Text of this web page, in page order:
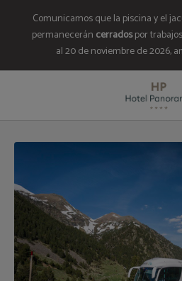
Comunicamos que la piscina y el
permanecerán cerradospor
al 20 de noviembre de 2026,
Bus Turístico Andorra del Hotel Panorama